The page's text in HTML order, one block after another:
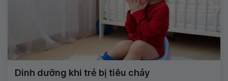
Dinh dưỡng khi trẻ bị tiêu chảy